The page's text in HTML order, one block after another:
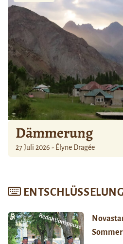
Dämmerung
27 Juli 2026 - Élyne Dragée